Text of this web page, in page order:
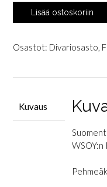
Ibsen,
Henrik:
määrä
Lisää ostoskoriin
Osastot: Divariosasto,
Kuvaus
WSOY:n